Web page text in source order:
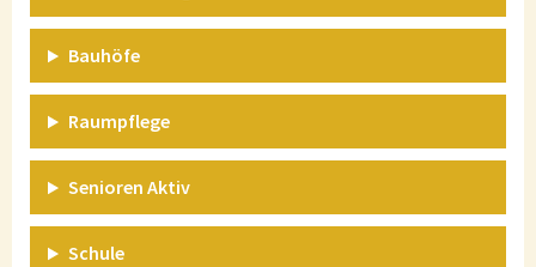
Bauhöfe
Raumpflege
Senioren Aktiv
Schule